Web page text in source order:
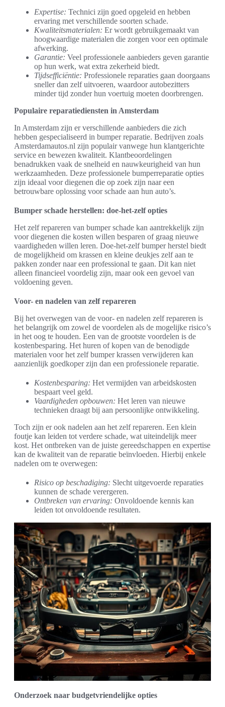
Expertise: Technici zijn goed opgeleid en hebben
ervaring met verschillende soorten schade.
Kwaliteitsmaterialen: Er wordt gebruikgemaakt van
hoogwaardige materialen die zorgen voor een optimale
afwerking.
Garantie: Veel professionele aanbieders geven garantie
op hun werk, wat extra zekerheid biedt.
Tijdsefficiëntie: Professionele reparaties gaan doorgaans
sneller dan zelf uitvoeren, waardoor autobezitters
minder tijd zonder hun voertuig moeten doorbrengen.
Populaire reparatiediensten in Amsterdam
In Amsterdam zijn er verschillende aanbieders die zich
hebben gespecialiseerd in bumper reparatie. Bedrijven zoals
Amsterdamautos.nl zijn populair vanwege hun klantgerichte
service en bewezen kwaliteit. Klantbeoordelingen
benadrukken vaak de snelheid en nauwkeurigheid van hun
werkzaamheden. Deze professionele bumperreparatie opties
zijn ideaal voor diegenen die op zoek zijn naar een
betrouwbare oplossing voor schade aan hun auto’s.
Bumper schade herstellen: doe-het-zelf opties
Het zelf repareren van bumper schade kan aantrekkelijk zijn
voor diegenen die kosten willen besparen of graag nieuwe
vaardigheden willen leren. Doe-het-zelf bumper herstel biedt
de mogelijkheid om krassen en kleine deukjes zelf aan te
pakken zonder naar een professional te gaan. Dit kan niet
alleen financieel voordelig zijn, maar ook een gevoel van
voldoening geven.
Voor- en nadelen van zelf repareren
Bij het overwegen van de voor- en nadelen zelf repareren is
het belangrijk om zowel de voordelen als de mogelijke risico’s
in het oog te houden. Een van de grootste voordelen is de
kostenbesparing. Het huren of kopen van de benodigde
materialen voor het zelf bumper krassen verwijderen kan
aanzienlijk goedkoper zijn dan een professionele reparatie.
Kostenbesparing: Het vermijden van arbeidskosten
bespaart veel geld.
Vaardigheden opbouwen: Het leren van nieuwe
technieken draagt bij aan persoonlijke ontwikkeling.
Toch zijn er ook nadelen aan het zelf repareren. Een klein
foutje kan leiden tot verdere schade, wat uiteindelijk meer
kost. Het ontbreken van de juiste gereedschappen en expertise
kan de kwaliteit van de reparatie beïnvloeden. Hierbij enkele
nadelen om te overwegen:
Risico op beschadiging: Slecht uitgevoerde reparaties
kunnen de schade verergeren.
Ontbreken van ervaring: Onvoldoende kennis kan
leiden tot onvoldoende resultaten.
Onderzoek naar budgetvriendelijke opties